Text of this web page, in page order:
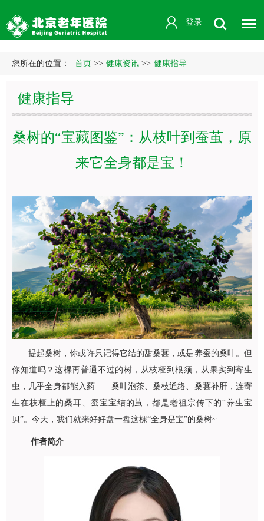
登录
您所在的位置： 首页 >> 健康资讯 >> 健康指导
健康指导
桑树的“宝藏图鉴”：从枝叶到蚕茧，原
来它全身都是宝！
提起桑树，你或许只记得它结的甜桑葚，或是养蚕的桑叶。但
你知道吗？这棵再普通不过的树，从枝桠到根须，从果实到寄生
虫，几乎全身都能入药——桑叶泡茶、桑枝通络、桑葚补肝，连寄
生在枝桠上的桑耳、蚕宝宝结的茧，都是老祖宗传下的“养生宝
贝”。今天，我们就来好好盘一盘这棵“全身是宝”的桑树~
作者简介